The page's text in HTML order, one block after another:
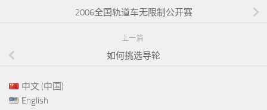
2006全国轨道车无限制公开赛
上一篇
如何挑选导轮
中文 (中国)
English